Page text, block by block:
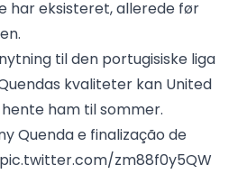
har eksisteret, allerede før
til den portugisiske liga
kvaliteter kan United
ham til sommer.
Quenda e finalização de
pic.twitter.com/zm88f0y5QW